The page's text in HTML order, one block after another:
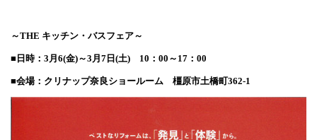
～THE キッチン・バスフェア～
■日時：3月6(金)～3月7日(土) 10：00～17：00
■会場：クリナップ奈良ショールーム 橿原市土橋町362-1